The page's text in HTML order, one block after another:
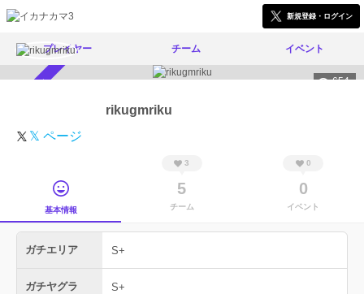
新規登録・ログイン
プレイヤー チーム イベント
654
rikugmriku
𝕏 ページ
基本情報
3
5
チーム
0
0
イベント
ガチエリア S+
ガチヤグラ S+